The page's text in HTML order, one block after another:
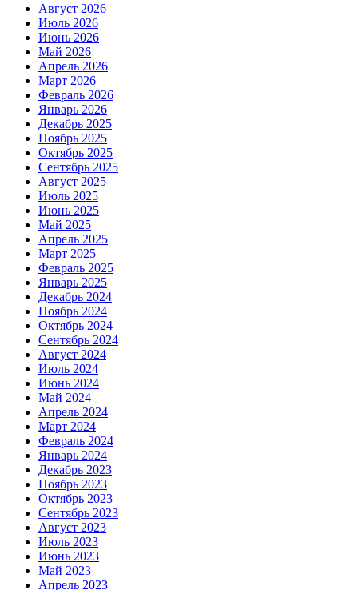
Август 2026
Июль 2026
Июнь 2026
Май 2026
Апрель 2026
Март 2026
Февраль 2026
Январь 2026
Декабрь 2025
Ноябрь 2025
Октябрь 2025
Сентябрь 2025
Август 2025
Июль 2025
Июнь 2025
Май 2025
Апрель 2025
Март 2025
Февраль 2025
Январь 2025
Декабрь 2024
Ноябрь 2024
Октябрь 2024
Сентябрь 2024
Август 2024
Июль 2024
Июнь 2024
Май 2024
Апрель 2024
Март 2024
Февраль 2024
Январь 2024
Декабрь 2023
Ноябрь 2023
Октябрь 2023
Сентябрь 2023
Август 2023
Июль 2023
Июнь 2023
Май 2023
Апрель 2023